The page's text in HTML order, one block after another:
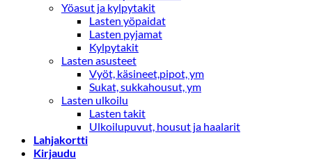
Yöasut ja kylpytakit
Lasten yöpaidat
Lasten pyjamat
Kylpytakit
Lasten asusteet
Vyöt, käsineet,pipot, ym
Sukat, sukkahousut, ym
Lasten ulkoilu
Lasten takit
Ulkoilupuvut, housut ja haalarit
Lahjakortti
Kirjaudu